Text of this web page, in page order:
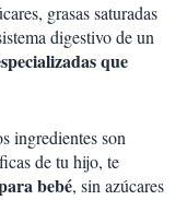
grasas saturadas
digestivo de un
que
ingredientes son
de tu hijo, te
bebé, sin azúcares